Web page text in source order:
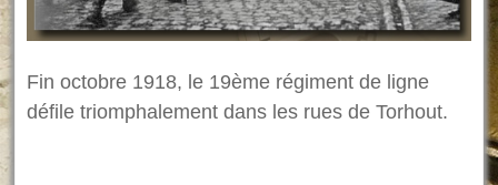
Fin octobre 1918, le 19ème régiment de ligne
défile triomphalement dans les rues de Torhout.